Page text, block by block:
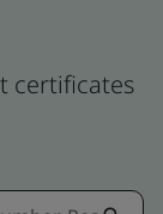
certificates